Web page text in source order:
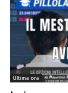
Ultima ora